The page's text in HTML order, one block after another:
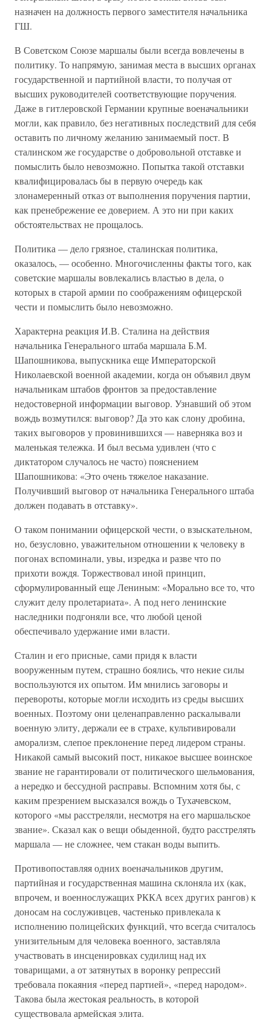
назначен на должность первого заместителя начальника
ГШ.
В Советском Союзе маршалы были всегда вовлечены в
политику. То напрямую, занимая места в высших органах
государственной и партийной власти, то получая от
высших руководителей соответствующие поручения.
Даже в гитлеровской Германии крупные военачальники
могли, как правило, без негативных последствий для себя
оставить по личному желанию занимаемый пост. В
сталинском же государстве о добровольной отставке и
помыслить было невозможно. Попытка такой отставки
квалифицировалась бы в первую очередь как
злонамеренный отказ от выполнения поручения партии,
как пренебрежение ее доверием. А это ни при каких
обстоятельствах не прощалось.
Политика — дело грязное, сталинская политика,
оказалось, — особенно. Многочисленны факты того, как
советские маршалы вовлекались властью в дела, о
которых в старой армии по соображениям офицерской
чести и помыслить было невозможно.
Характерна реакция И.В. Сталина на действия
начальника Генерального штаба маршала Б.М.
Шапошникова, выпускника еще Императорской
Николаевской военной академии, когда он объявил двум
начальникам штабов фронтов за предоставление
недостоверной информации выговор. Узнавший об этом
вождь возмутился: выговор? Да это как слону дробина,
таких выговоров у провинившихся — наверняка воз и
маленькая тележка. И был весьма удивлен (что с
диктатором случалось не часто) пояснением
Шапошникова: «Это очень тяжелое наказание.
Получивший выговор от начальника Генерального штаба
должен подавать в отставку».
О таком понимании офицерской чести, о взыскательном,
но, безусловно, уважительном отношении к человеку в
погонах вспоминали, увы, изредка и разве что по
прихоти вождя. Торжествовал иной принцип,
сформулированный еще Лениным: «Морально все то, что
служит делу пролетариата». А под него ленинские
наследники подгоняли все, что любой ценой
обеспечивало удержание ими власти.
Сталин и его присные, сами придя к власти
вооруженным путем, страшно боялись, что некие силы
воспользуются их опытом. Им мнились заговоры и
перевороты, которые могли исходить из среды высших
военных. Поэтому они целенаправленно раскалывали
военную элиту, держали ее в страхе, культивировали
аморализм, слепое преклонение перед лидером страны.
Никакой самый высокий пост, никакое высшее воинское
звание не гарантировали от политического шельмования,
а нередко и бессудной расправы. Вспомним хотя бы, с
каким презрением высказался вождь о Тухачевском,
которого «мы расстреляли, несмотря на его маршальское
звание». Сказал как о вещи обыденной, будто расстрелять
маршала — не сложнее, чем стакан воды выпить.
Противопоставляя одних военачальников другим,
партийная и государственная машина склоняла их (как,
впрочем, и военнослужащих РККА всех других рангов) к
доносам на сослуживцев, частенько привлекала к
исполнению полицейских функций, что всегда считалось
унизительным для человека военного, заставляла
участвовать в инсценировках судилищ над их
товарищами, а от затянутых в воронку репрессий
требовала покаяния «перед партией», «перед народом».
Такова была жестокая реальность, в которой
существовала армейская элита.